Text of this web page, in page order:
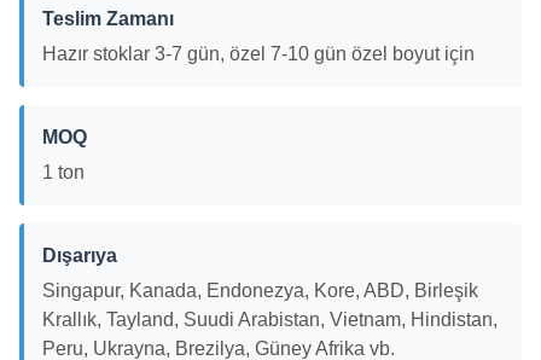
Teslim Zamanı
Hazır stoklar 3-7 gün, özel 7-10 gün özel boyut için
MOQ
1 ton
Dışarıya
Singapur, Kanada, Endonezya, Kore, ABD, Birleşik
Krallık, Tayland, Suudi Arabistan, Vietnam, Hindistan,
Peru, Ukrayna, Brezilya, Güney Afrika vb.